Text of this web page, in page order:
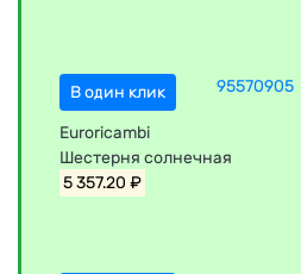
В один клик 95570905
Euroricambi
Шестерня солнечная
5 357.20 ₽